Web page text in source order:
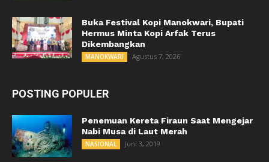
Buka Festival Kopi Manokwari, Bupati
Hermus Minta Kopi Arfak Terus
Dikembangkan
MANOKWARI Agustus 7, 2026
POSTING POPULER
Penemuan Kereta Firaun Saat Mengejar
Nabi Musa di Laut Merah
NASIONAL Juni 3, 2019